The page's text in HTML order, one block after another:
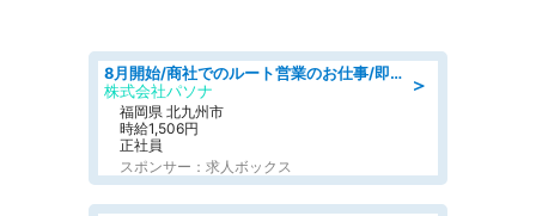
＞
8月開始/商社でのルート営業のお仕事/即日勤務可/車通勤可/営業
株式会社パソナ
福岡県 北九州市
時給1,506円
正社員
スポンサー：求人ボックス